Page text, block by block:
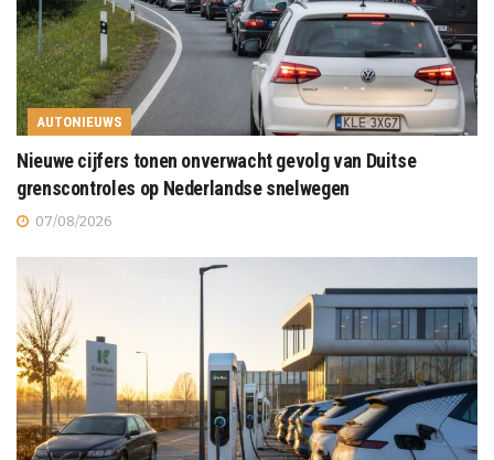
AUTONIEUWS
Nieuwe cijfers tonen onverwacht gevolg van Duitse
grenscontroles op Nederlandse snelwegen
07/08/2026